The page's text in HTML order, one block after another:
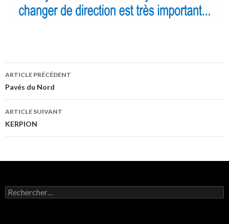
Navigation
des
articles
ARTICLE PRÉCÉDENT
Pavés du Nord
ARTICLE SUIVANT
KERPION
Rechercher :